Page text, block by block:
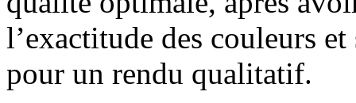
l’exactitude des couleurs
pour un rendu qualitatif.